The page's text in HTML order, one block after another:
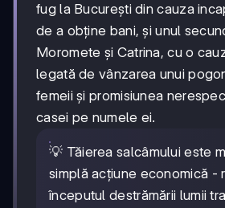
fug la București din cauza
de a obține bani, și unul
Moromete și Catrina, cu o
legată de vânzarea unui
femeii și promisiunea
casei pe numele ei.
💡 Tăierea salcâmului este
simplă acțiune economică -
începutul destrămării lumii